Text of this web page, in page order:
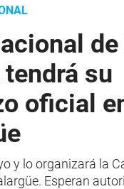
su
oficial
y lo organizará la
Esperan